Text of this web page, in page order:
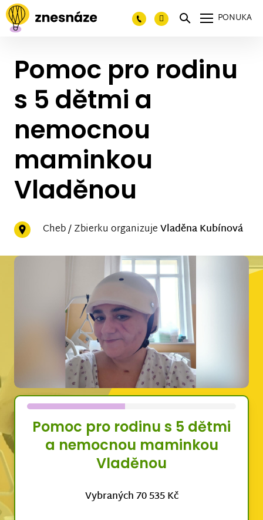
PONUKA
Pomoc pro rodinu
s 5 dětmi a
nemocnou
maminkou
Vladěnou
Cheb / Zbierku organizujeVladěna Kubínová
Pomoc pro rodinu s 5 dětmi
a nemocnou maminkou
Vladěnou
Vybraných 70 535 Kč